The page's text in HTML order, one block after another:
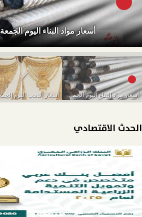
أسعار مواد البناء اليوم الجمعة 11-3-2022
أسعار مواد البناء اليوم الجمعة 11-3-2022
الحدث الاقتصادي